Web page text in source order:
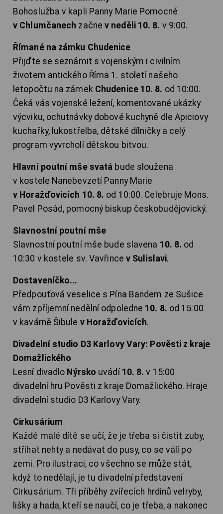
Bohoslužba v kapli Panny Marie Pomocné
v Chlumčanech začne v neděli 10. 8. v 9:00.
Římané na zámku Chudenice
Přijďte se seznámit s vojenským i civilním
životem antického Říma 1. století našeho
letopočtu na zámek Chudenice 10. 8. od 10:00.
Čeká vás vojenské ležení, komentované ukázky
výcviku, ochutnávky dobové kuchyně dle Apiciovy
kuchařky, lukostřelba, dětské dílničky a celý
program vyvrcholí dětskou bitvou.
Hlavní poutní mše svatá bude sloužena
v kostele Nanebevzetí Panny Marie
v Horažďovicích 10. 8. od 10:00. Celebruje Mons.
Pavel Posád, pomocný biskup českobudějovický.
Slavnostní poutní mše
Slavnostní poutní mše bude slavena 10. 8. od
10:30 v kostele sv. Vavřince v Sulislavi.
Dostaveníčko...
Předpouťová veselice s Pína Bandem ze Sušice
vám zpříjemní nedělní odpoledne 10. 8. od 15:00
v kavárně Šibule v Horažďovicích.
Divadelní studio D3 Karlovy Vary: Pověsti z kraje
Domažlického
Lesní divadlo Nýrsko uvádí 10. 8. v 15:00
divadelní hru Pověsti z kraje Domažlického. Hraje
divadelní studio D3 Karlovy Vary.
Cirkusárium
Každé malé dítě se učí, že je třeba si čistit zuby,
stříhat nehty a nedávat do pusy, co se válí po
zemi. Pro ilustraci, co všechno se může stát,
když to nedělají, je tu divadelní představení
Cirkusárium. Tři příběhy zvířecích hrdinů velryby,
lišky a hada, kteří se naučí, co je třeba, a nakonec